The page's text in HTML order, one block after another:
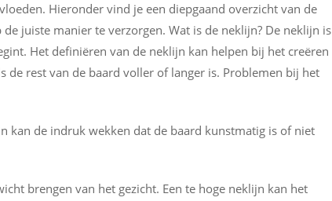
Hieronder vind je een diepgaand overzicht van de
juiste manier te verzorgen. Wat is de neklijn? De neklijn is
Het definiëren van de neklijn kan helpen bij het creëren
de rest van de baard voller of langer is. Problemen bij het
kan de indruk wekken dat de baard kunstmatig is of niet
brengen van het gezicht. Een te hoge neklijn kan het